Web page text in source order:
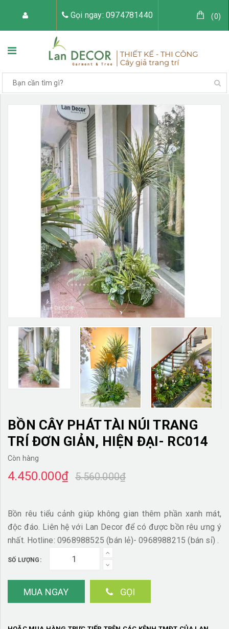
Gọi ngay: 0974781440 (0)
TRANG CHỦ VỀ LAN DECOR
CÂY GIẢ TRANG TRÍ TIỂU CẢNH CÂY GIẢ
TƯỜNG CÂY GIẢ KHĂN TRẢI BÀN
TƯ VẤN LIÊN HỆ
BỒN CÂY PHÁT TÀI NÚI TRANG
TRÍ ĐƠN GIẢN, HIỆN ĐẠI- RC014
Còn hàng
4.450.000₫ 5.560.000₫
Bồn rêu tiểu cảnh giúp không gian thêm phần xanh mát,
độc đáo. Liên hệ với Lan Decor để có được bồn rêu ưng ý
nhất. Hotline: 0968988525 (bán lẻ)- 0968988215 (bán sỉ) .
SỐ LƯỢNG:
MUA NGAY GỌI